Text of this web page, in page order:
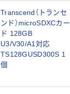
Transcend（トランセ
ンド）microSDXCカー
ド 128GB
U3/V30/A1対応
TS128GUSD300S 1
個